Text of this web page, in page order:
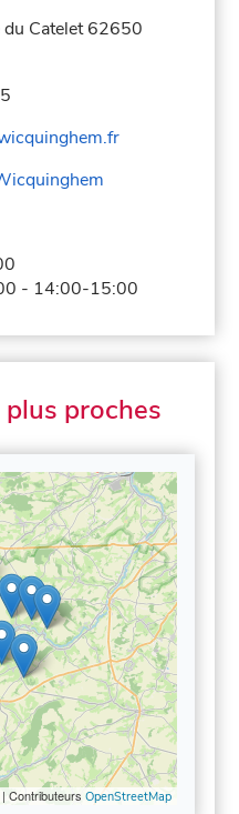
du Catelet 62650
- 14:00-15:00
proches
Contributeurs OpenStreetMap